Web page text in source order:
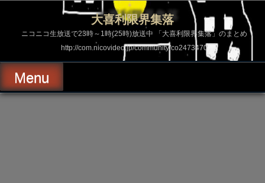
ス
ッ
プ
大喜利限界集落
ニコニコ生放送で23時～1時(25時)放送中 「大喜利限界集落」のまとめ
http://com.nicovideo.jp/community/co2473470
Menu